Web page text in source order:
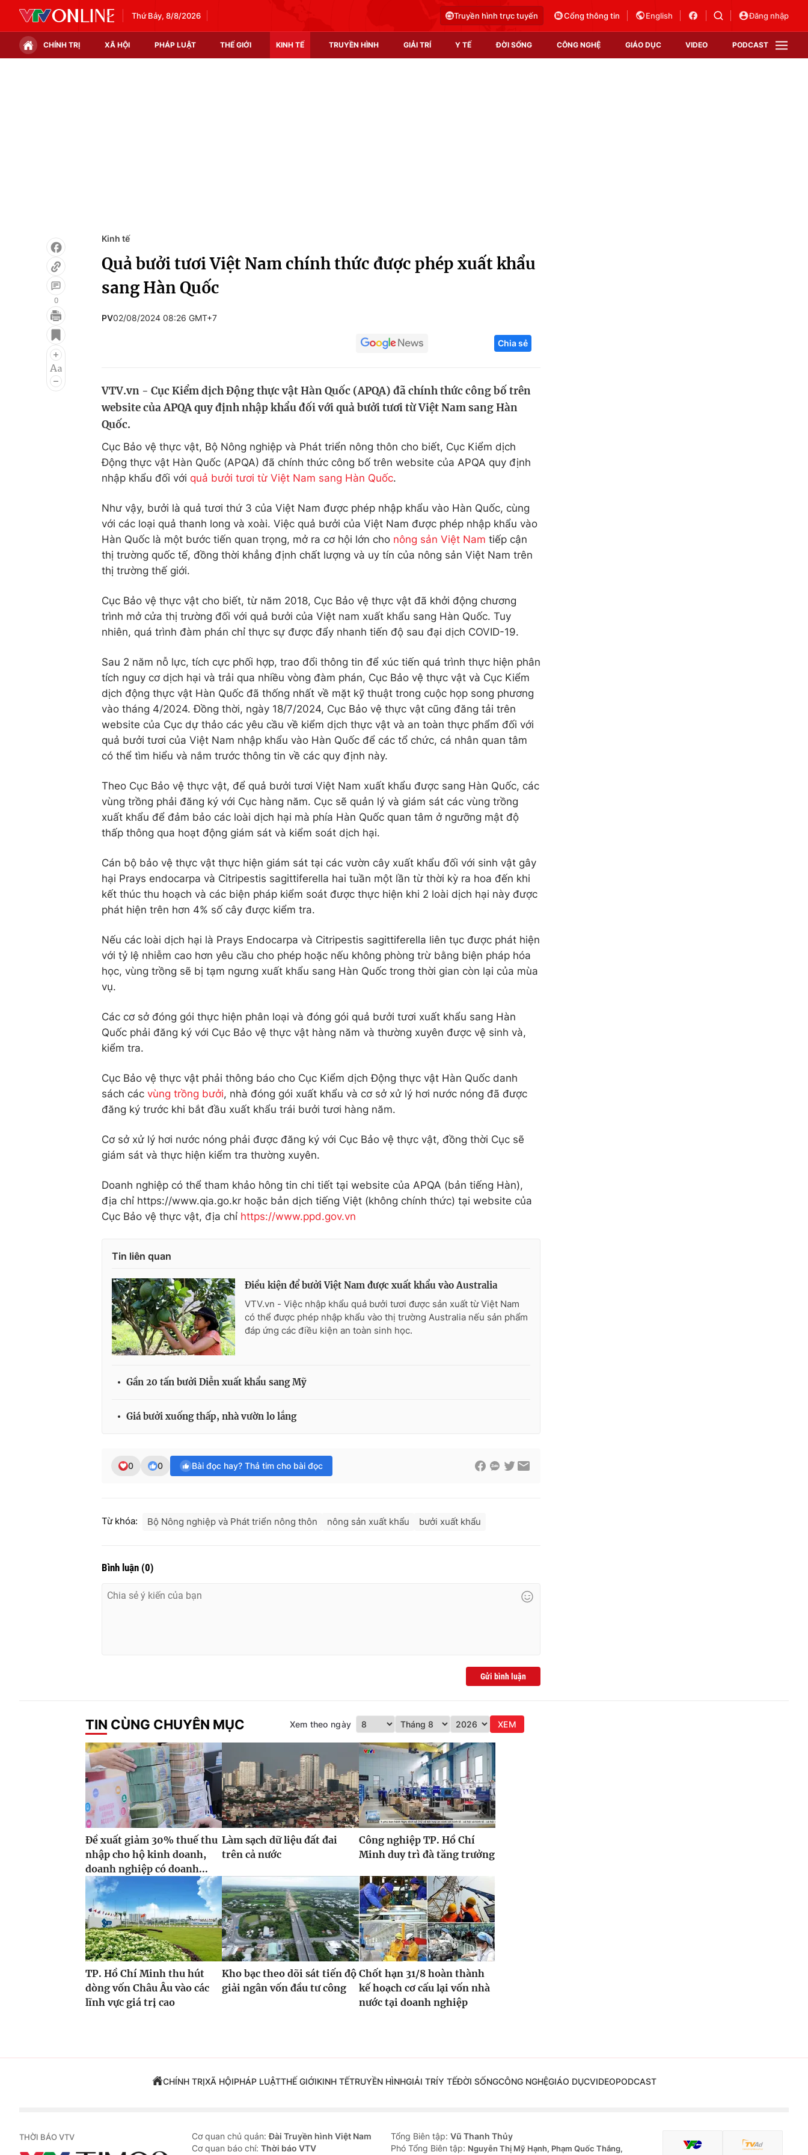
Thứ Bảy, 8/8/2026 Truyền hình trực tuyến Cổng thông tin English Đăng nhập
CHÍNH TRỊ XÃ HỘI PHÁP LUẬT THẾ GIỚI KINH TẾ TRUYỀN HÌNH GIẢI TRÍ Y TẾ ĐỜI SỐNG CÔNG NGHỆ GIÁO DỤC VIDEO PODCAST
Infographic
Điện ảnh
Âm nhạc
Chất lượng cuộc sống
Tuyển sinh
Hitech Công nghệ tương lai
Thị trường
0
Kinh tế
Quả bưởi tươi Việt Nam chính thức được phép xuất khẩu
sang Hàn Quốc
PV02/08/2024 08:26 GMT+7
Chia sẻ
VTV.vn - Cục Kiểm dịch Động thực vật Hàn Quốc (APQA) đã chính thức công bố trên
website của APQA quy định nhập khẩu đối với quả bưởi tươi từ Việt Nam sang Hàn
Quốc.
Cục Bảo vệ thực vật, Bộ Nông nghiệp và Phát triển nông thôn cho biết, Cục Kiểm dịch
Động thực vật Hàn Quốc (APQA) đã chính thức công bố trên website của APQA quy định
nhập khẩu đối với quả bưởi tươi từ Việt Nam sang Hàn Quốc.
Như vậy, bưởi là quả tươi thứ 3 của Việt Nam được phép nhập khẩu vào Hàn Quốc, cùng
với các loại quả thanh long và xoài. Việc quả bưởi của Việt Nam được phép nhập khẩu vào
Hàn Quốc là một bước tiến quan trọng, mở ra cơ hội lớn cho nông sản Việt Nam tiếp cận
thị trường quốc tế, đồng thời khẳng định chất lượng và uy tín của nông sản Việt Nam trên
thị trường thế giới.
Cục Bảo vệ thực vật cho biết, từ năm 2018, Cục Bảo vệ thực vật đã khởi động chương
trình mở cửa thị trường đối với quả bưởi của Việt nam xuất khẩu sang Hàn Quốc. Tuy
nhiên, quá trình đàm phán chỉ thực sự được đẩy nhanh tiến độ sau đại dịch COVID-19.
Sau 2 năm nỗ lực, tích cực phối hợp, trao đổi thông tin để xúc tiến quá trình thực hiện phân
tích nguy cơ dịch hại và trải qua nhiều vòng đàm phán, Cục Bảo vệ thực vật và Cục Kiểm
dịch động thực vật Hàn Quốc đã thống nhất về mặt kỹ thuật trong cuộc họp song phương
vào tháng 4/2024. Đồng thời, ngày 18/7/2024, Cục Bảo vệ thực vật cũng đăng tải trên
website của Cục dự thảo các yêu cầu về kiểm dịch thực vật và an toàn thực phẩm đối với
quả bưởi tươi của Việt Nam nhập khẩu vào Hàn Quốc để các tổ chức, cá nhân quan tâm
có thể tìm hiểu và nắm trước thông tin về các quy định này.
Theo Cục Bảo vệ thực vật, để quả bưởi tươi Việt Nam xuất khẩu được sang Hàn Quốc, các
vùng trồng phải đăng ký với Cục hàng năm. Cục sẽ quản lý và giám sát các vùng trồng
xuất khẩu để đảm bảo các loài dịch hại mà phía Hàn Quốc quan tâm ở ngưỡng mật độ
thấp thông qua hoạt động giám sát và kiểm soát dịch hại.
Cán bộ bảo vệ thực vật thực hiện giám sát tại các vườn cây xuất khẩu đối với sinh vật gây
hại Prays endocarpa và Citripestis sagittiferella hai tuần một lần từ thời kỳ ra hoa đến khi
kết thúc thu hoạch và các biện pháp kiểm soát được thực hiện khi 2 loài dịch hại này được
phát hiện trên hơn 4% số cây được kiểm tra.
Nếu các loài dịch hại là Prays Endocarpa và Citripestis sagittiferella liên tục được phát hiện
với tỷ lệ nhiễm cao hơn yêu cầu cho phép hoặc nếu không phòng trừ bằng biện pháp hóa
học, vùng trồng sẽ bị tạm ngưng xuất khẩu sang Hàn Quốc trong thời gian còn lại của mùa
vụ.
Các cơ sở đóng gói thực hiện phân loại và đóng gói quả bưởi tươi xuất khẩu sang Hàn
Quốc phải đăng ký với Cục Bảo vệ thực vật hàng năm và thường xuyên được vệ sinh và,
kiểm tra.
Cục Bảo vệ thực vật phải thông báo cho Cục Kiểm dịch Động thực vật Hàn Quốc danh
sách các vùng trồng bưởi, nhà đóng gói xuất khẩu và cơ sở xử lý hơi nước nóng đã được
đăng ký trước khi bắt đầu xuất khẩu trái bưởi tươi hàng năm.
Cơ sở xử lý hơi nước nóng phải được đăng ký với Cục Bảo vệ thực vật, đồng thời Cục sẽ
giám sát và thực hiện kiểm tra thường xuyên.
Doanh nghiệp có thể tham khảo hông tin chi tiết tại website của APQA (bản tiếng Hàn),
địa chỉ https://www.qia.go.kr hoặc bản dịch tiếng Việt (không chính thức) tại website của
Cục Bảo vệ thực vật, địa chỉ https://www.ppd.gov.vn
Tin liên quan
Điều kiện để bưởi Việt Nam được xuất khẩu vào Australia
VTV.vn - Việc nhập khẩu quả bưởi tươi được sản xuất từ Việt Nam
có thể được phép nhập khẩu vào thị trường Australia nếu sản phẩm
đáp ứng các điều kiện an toàn sinh học.
Gần 20 tấn bưởi Diễn xuất khẩu sang Mỹ
Giá bưởi xuống thấp, nhà vườn lo lắng
0 0 Bài đọc hay? Thả tim cho bài đọc
Từ khóa: Bộ Nông nghiệp và Phát triển nông thôn nông sản xuất khẩu bưởi xuất khẩu
Bình luận (0)
Gửi bình luận
TIN CÙNG CHUYÊN MỤC Xem theo ngày XEM
Đề xuất giảm 30% thuế thu
nhập cho hộ kinh doanh,
doanh nghiệp có doanh...
Làm sạch dữ liệu đất đai
trên cả nước
Công nghiệp TP. Hồ Chí
Minh duy trì đà tăng trưởng
TP. Hồ Chí Minh thu hút
dòng vốn Châu Âu vào các
lĩnh vực giá trị cao
Kho bạc theo dõi sát tiến độ
giải ngân vốn đầu tư công
Chốt hạn 31/8 hoàn thành
kế hoạch cơ cấu lại vốn nhà
nước tại doanh nghiệp
CHÍNH TRỊXÃ HỘIPHÁP LUẬTTHẾ GIỚIKINH TẾTRUYỀN HÌNHGIẢI TRÍY TẾĐỜI SỐNGCÔNG NGHỆGIÁO DỤCVIDEOPODCAST
THỜI BÁO VTV Cơ quan chủ quản:Đài Truyền hình Việt Nam
Cơ quan báo chí: Thời báo VTV
Tổng Biên tập: Vũ Thanh Thủy
Phó Tổng Biên tập: Nguyễn Thị Mỹ Hạnh, Phạm Quốc Thắng,